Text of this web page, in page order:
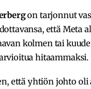
on tarjonnut
että Meta
kolmen tai
hitaammaksi.
että yhtiön johto